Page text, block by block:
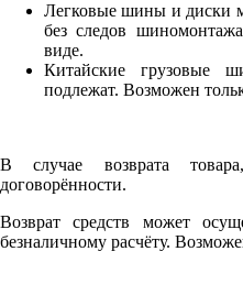
Легковые шины и диски
без следов
виде.
Китайские грузовые
подлежат. Возможен
В случае возврата
договорённости.
Возврат средств может
безналичному расчёту.